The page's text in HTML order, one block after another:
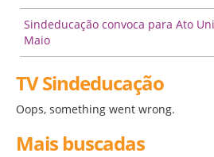
Sindeducação convoca para Ato
Maio
TV Sindeducação
Oops, something went wrong.
Mais buscadas